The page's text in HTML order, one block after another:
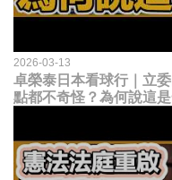
2026-03-13
卓榮泰日本看球行｜立
點都不奇怪？為何說這